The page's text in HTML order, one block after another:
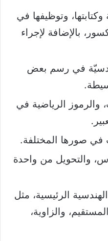
وكتابتها، وتوظيفها في
بالإضافة لإجراء
في رسم بعض
الرياضية في
في صورها المختلفة.
والتحويل من واحدة
الرئيسية، مثل
والزاوية،